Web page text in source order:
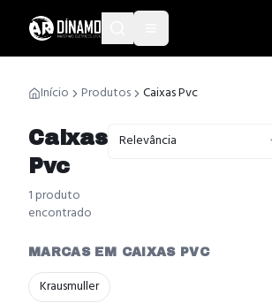
Início Produtos Caixas Pvc
Caixas
Pvc
1produto
encontrado
Relevância
MARCAS EM CAIXAS PVC
Krausmuller